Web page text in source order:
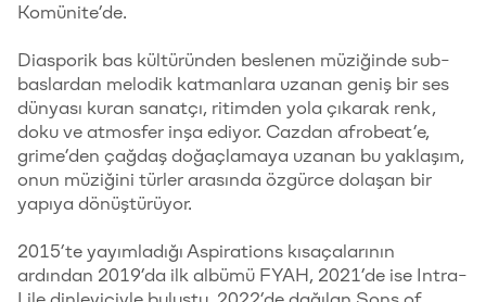
Komünite’de.
Diasporik bas kültüründen beslenen müziğinde sub-
baslardan melodik katmanlara uzanan geniş bir ses
dünyası kuran sanatçı, ritimden yola çıkarak renk,
doku ve atmosfer inşa ediyor. Cazdan afrobeat’e,
grime’den çağdaş doğaçlamaya uzanan bu yaklaşım,
onun müziğini türler arasında özgürce dolaşan bir
yapıya dönüştürüyor.
2015’te yayımladığı Aspirations kısaçalarının
ardından 2019’da ilk albümü FYAH, 2021’de ise Intra-